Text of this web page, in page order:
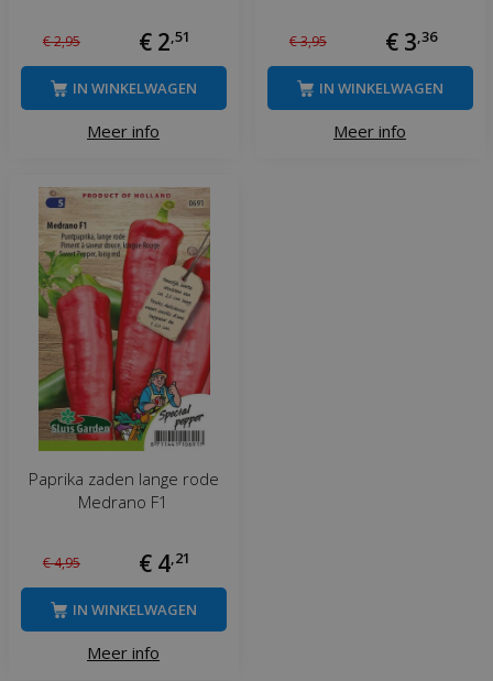
€2,95 € 2,51
Meer info
IN WINKELWAGEN
€3,95 € 3,36
Meer info
IN WINKELWAGEN
Paprika zaden lange rode
Medrano F1
€4,95 € 4,21
Meer info
IN WINKELWAGEN